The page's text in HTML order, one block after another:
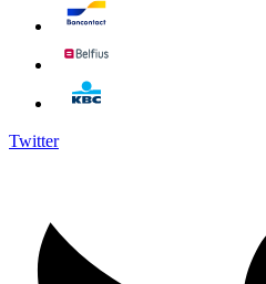
Twitter